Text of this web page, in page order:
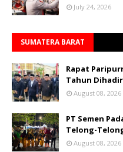
July 24, 2026
SUMATERA BARAT
Rapat
Tahun
August 08, 2026
PT Semen
Telong-
August 08, 2026